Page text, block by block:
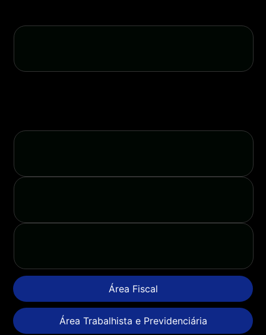
Área Fiscal
Área Trabalhista e Previdenciária